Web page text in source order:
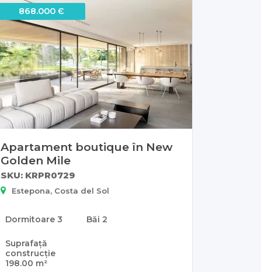
868.000 Є
Apartament boutique în New
Golden Mile
SKU: KRPR0729
Estepona, Costa del Sol
Dormitoare 3 Băi 2
Suprafață
construcție
198.00 m²